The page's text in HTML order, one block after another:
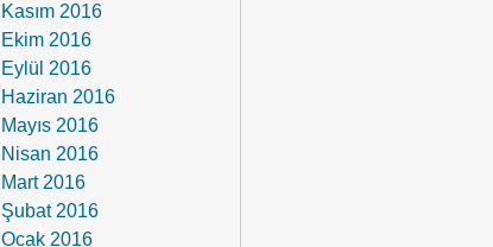
Kasım 2016
Ekim 2016
Eylül 2016
Haziran 2016
Mayıs 2016
Nisan 2016
Mart 2016
Şubat 2016
Ocak 2016